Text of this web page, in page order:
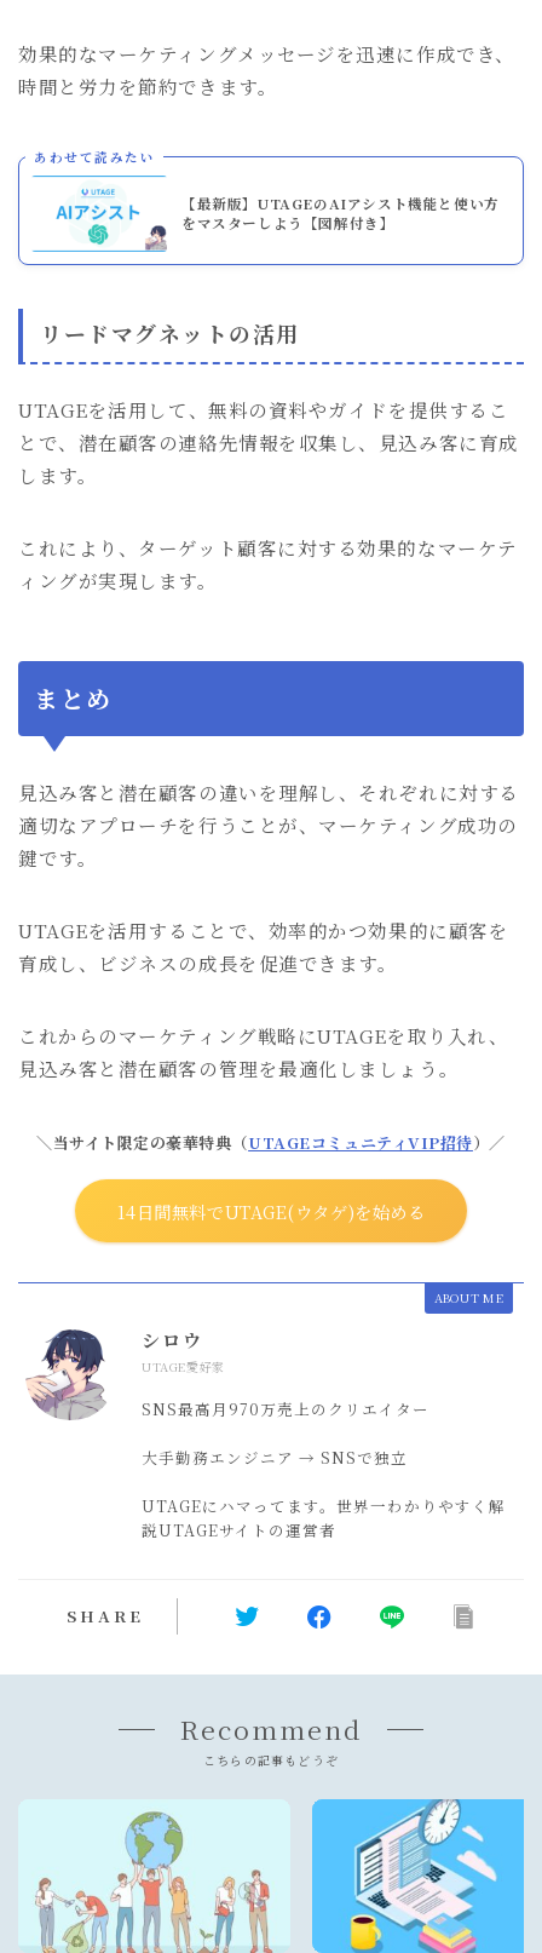
効果的なマーケティングメッセージを迅速に作成でき、
時間と労力を節約できます。
あわせて読みたい
【最新版】UTAGEのAIアシスト機能と使い方
をマスターしよう【図解付き】
リードマグネットの活用
UTAGEを活用して、無料の資料やガイドを提供するこ
とで、潜在顧客の連絡先情報を収集し、見込み客に育成
します。
これにより、ターゲット顧客に対する効果的なマーケテ
ィングが実現します。
まとめ
見込み客と潜在顧客の違いを理解し、それぞれに対する
適切なアプローチを行うことが、マーケティング成功の
鍵です。
UTAGEを活用することで、効率的かつ効果的に顧客を
育成し、ビジネスの成長を促進できます。
これからのマーケティング戦略にUTAGEを取り入れ、
見込み客と潜在顧客の管理を最適化しましょう。
＼当サイト限定の豪華特典（UTAGEコミュニティVIP招待）／
14日間無料でUTAGE(ウタゲ)を始める
ABOUT ME
シロウ
UTAGE愛好家
SNS最高月970万売上のクリエイター
大手勤務エンジニア → SNSで独立
UTAGEにハマってます。世界一わかりやすく解
説UTAGEサイトの運営者
SHARE
Recommend
こちらの記事もどうぞ